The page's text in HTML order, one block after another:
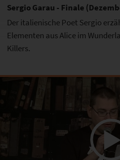
Sergio Garau - Finale
Der italienische Poet Sergio
Elementen aus Alice im
Killers.